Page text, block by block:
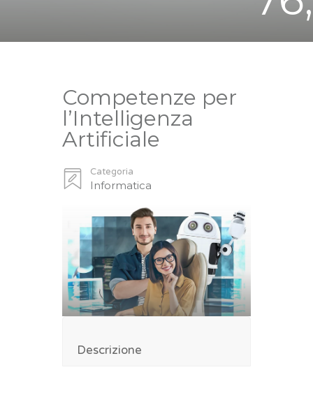
Competenze per
l’Intelligenza
Artificiale
Categoria
Informatica
Descrizione